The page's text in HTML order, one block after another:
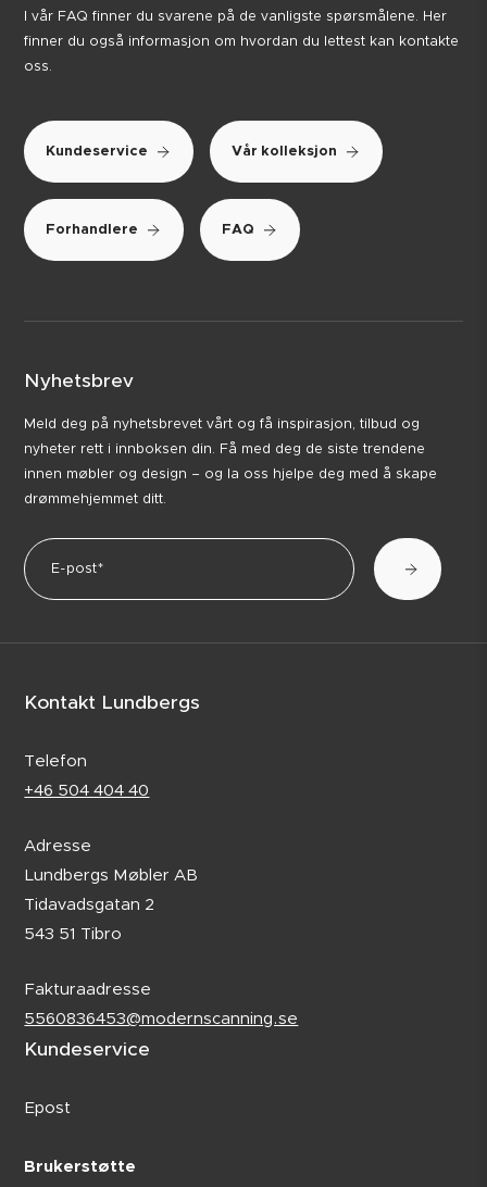
I vår FAQ finner du svarene på de vanligste spørsmålene. Her
finner du også informasjon om hvordan du lettest kan kontakte
oss.
Kundeservice Vår kolleksjon
Forhandlere FAQ
Nyhetsbrev
Meld deg på nyhetsbrevet vårt og få inspirasjon, tilbud og
nyheter rett i innboksen din. Få med deg de siste trendene
innen møbler og design – og la oss hjelpe deg med å skape
drømmehjemmet ditt.
Kontakt Lundbergs
Telefon
+46 504 404 40
Adresse
Lundbergs Møbler AB
Tidavadsgatan 2
543 51 Tibro
Fakturaadresse
5560836453@modernscanning.se
Kundeservice
Epost
Brukerstøtte